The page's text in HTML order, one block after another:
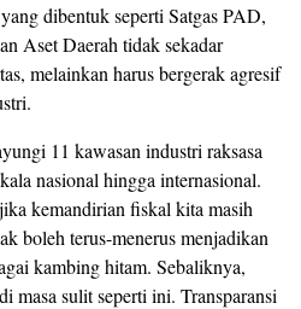
dibentuk seperti Satgas PAD,
Aset Daerah tidak sekadar
melainkan harus bergerak agresif
11 kawasan industri raksasa
nasional hingga internasional.
kemandirian fiskal kita masih
boleh terus-menerus menjadikan
kambing hitam. Sebaliknya,
masa sulit seperti ini. Transparansi